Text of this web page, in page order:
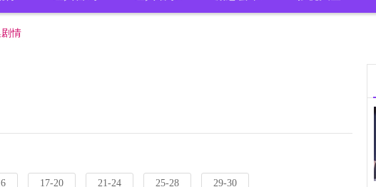
情
17-20 21-24 25-28 29-30